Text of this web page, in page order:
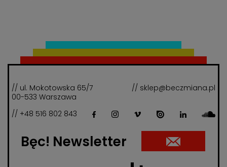
// ul. Mokotowska 65/7
00-533 Warszawa
// sklep@beczmiana.pl
// +48 516 802 843
Bęc! Newsletter